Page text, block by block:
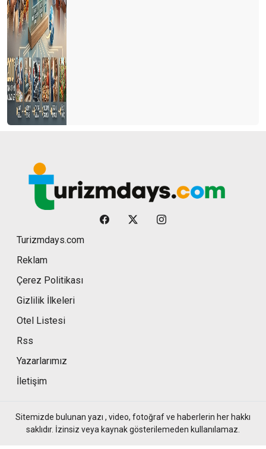
Turizmdays.com
Reklam
Çerez Politikası
Gizlilik İlkeleri
Otel Listesi
Rss
Yazarlarımız
İletişim
Sitemizde bulunan yazı , video, fotoğraf ve haberlerin her hakkı
saklıdır. İzinsiz veya kaynak gösterilemeden kullanılamaz.